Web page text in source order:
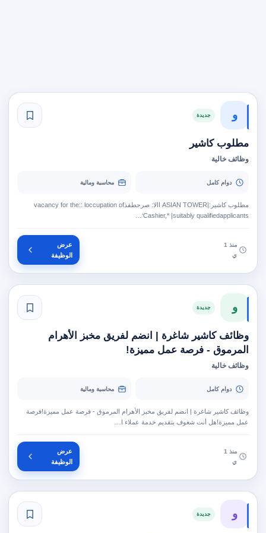
و جديدة
مطلوب كاشير
وظائف خالية
دوام كامل محاسبة ومالية
مطلوب كاشير:|ASIAN TOWER ‏االا‎: ‏صرحطقذ‎ vacancy for the:: loccupation of
Cashier,* |suitably qualifiedapplicants‘…
منذ 1
ي
عرض
الوظيفة
و جديدة
وظائف كاشير شاغرة | انضم لفريق مخبز الأهرام
المرموق - فرصة عمل مميزة!
وظائف خالية
دوام كامل محاسبة ومالية
وظائف كاشير شاغرة | انضم لفريق مخبز الأهرام المرموق - فرصة عمل مميزة!فرصة
عمل مميزة!هل أنت شغوف بتقديم خدمة عملاء ا…
منذ 1
ي
عرض
الوظيفة
و جديدة